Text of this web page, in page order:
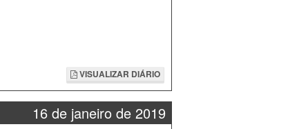
VISUALIZAR DIÁRIO
16 de janeiro de 2019